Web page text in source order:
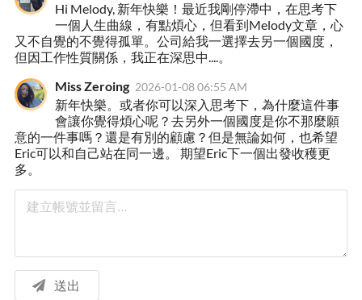
Hi Melody, 新年快樂！最近我剛停滯中，在思考下
一個人生曲線，有點煩心，但看到Melody文章，心
又不自覺的不覺得孤單。公司給我一選擇去另一個國度，
但因工作性質關係，我正在深思中....。
Miss Zeroing 2026-01-08 06:55 AM
新年快樂。或者你可以深入思考下，為什麼這件事
會讓你覺得煩心呢？去另外一個國度是你不那麼願
意的一件事嗎？還是有別的顧慮？但是無論如何，也希望
Eric可以和自己站在同一邊。 期望Eric下一個出發收穫更
多。
送出